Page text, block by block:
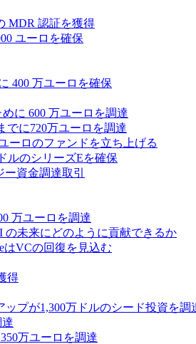
MDR 認証を獲得
ユーロを確保
400 万ユーロを確保
に 600 万ユーロを調達
でに720万ユーロを調達
ーロのファンドを立ち上げる
ルのシリーズEを確保
資金調達取引
万ユーロを調達
の未来にどのように貢献できるか
はVCの回復を見込む
得
プが1,300万ドルのシード投資を調
万ユーロを調達